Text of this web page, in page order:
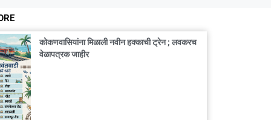
कोकणवासियांना मिळाली नवीन हक्काची ट्रेन ; लवकरच
वेळापत्रक जाहीर